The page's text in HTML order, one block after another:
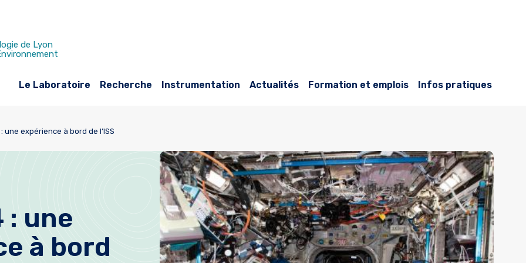
de Lyon
Le Laboratoire Recherche Instrumentation Actualités Formation et emplois Infos pratiques
: une expérience à bord de l’ISS
: une
à bord